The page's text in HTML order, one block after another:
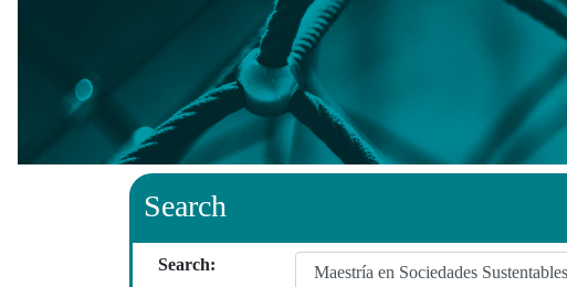
Search
Search: